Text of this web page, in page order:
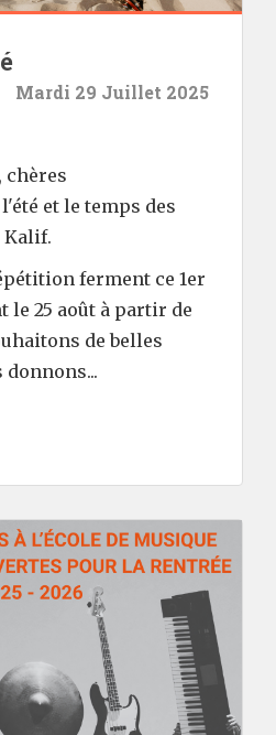
Mardi 29 Juillet 2025
chères
et le temps des
Kalif.
ferment ce 1er
le 25 août à partir de
de belles
donnons...